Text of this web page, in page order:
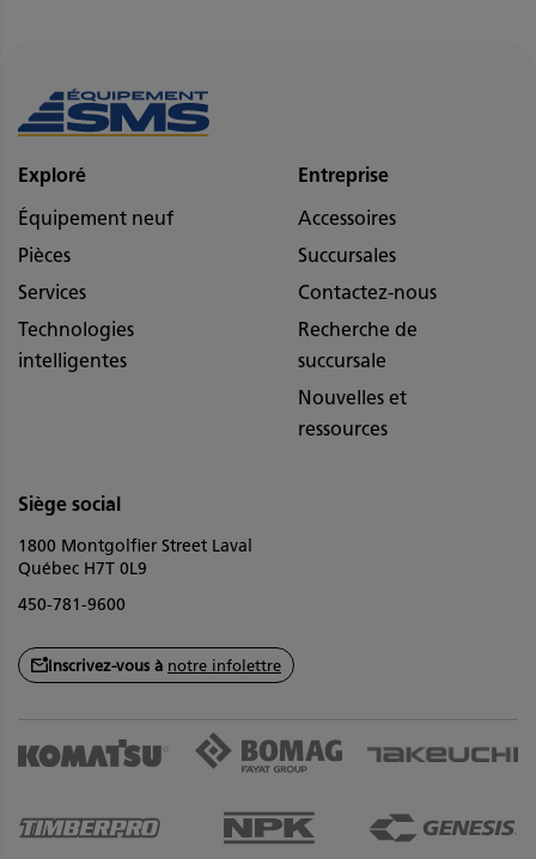
Exploré
Équipement neuf
Pièces
Services
Technologies
intelligentes
Entreprise
Accessoires
Succursales
Contactez-nous
Recherche de
succursale
Nouvelles et
ressources
Siège social
1800 Montgolfier Street Laval
Québec H7T 0L9
450-781-9600
Inscrivez-vous à notre infolettre